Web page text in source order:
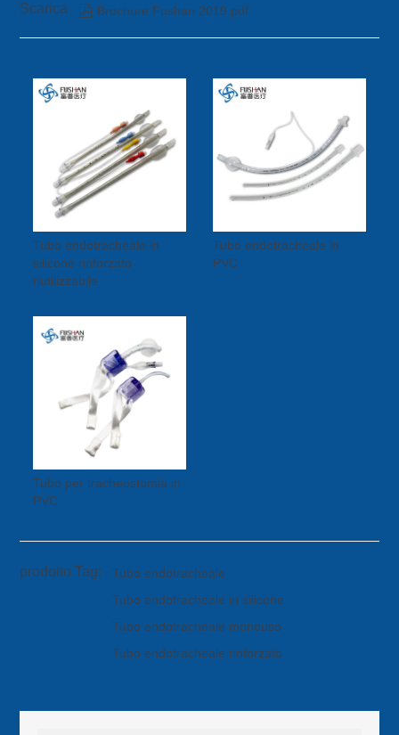
Scarica  Brochure Fushan 2019.pdf
Tubo endotracheale in
silicone rinforzato
riutilizzabile
Tubo endotracheale in
PVC
Tubo per tracheostomia in
PVC
prodotto Tag:
Tubo endotracheale
Tubo endotracheale in silicone
Tubo endotracheale monouso
Tubo endotracheale rinforzato